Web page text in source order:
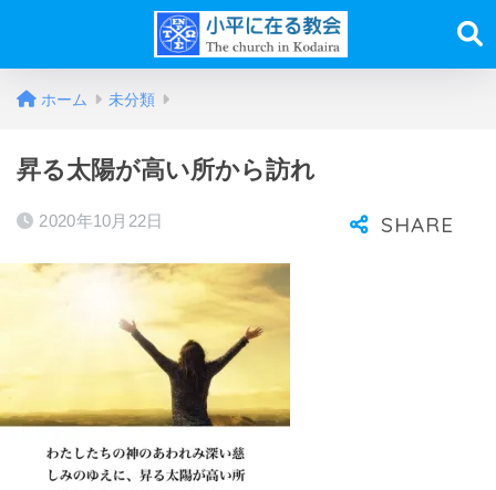
ホーム 未分類
昇る太陽が高い所から訪れ
2020年10月22日